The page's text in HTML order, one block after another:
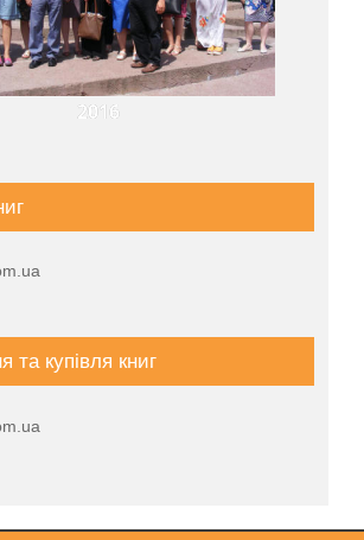
2016
та купівля книг